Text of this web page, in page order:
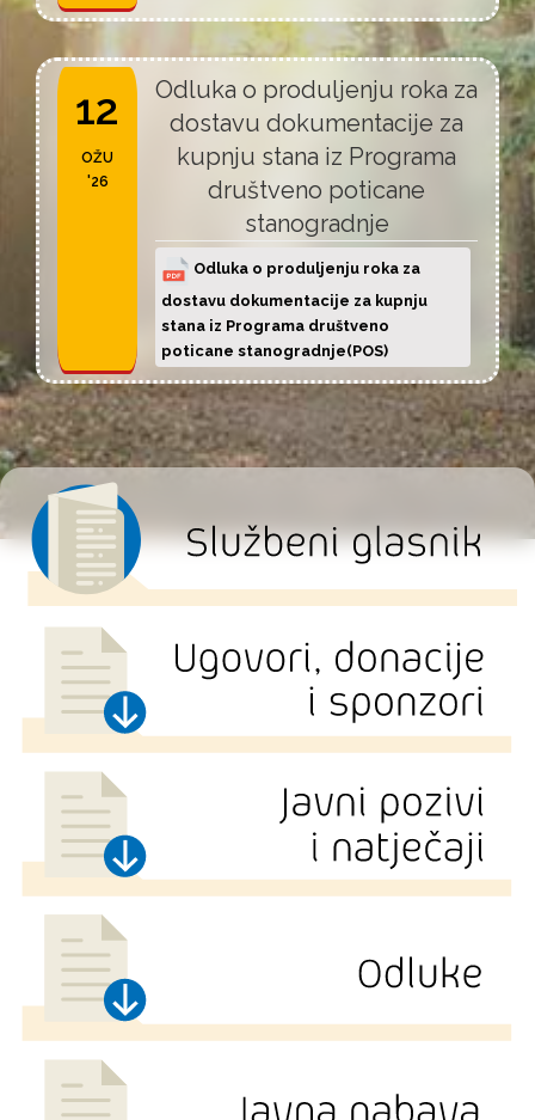
12
OŽU
'26
Odluka o produljenju roka za
dostavu dokumentacije za
kupnju stana iz Programa
društveno poticane
stanogradnje
Odluka o produljenju roka za
dostavu dokumentacije za kupnju
stana iz Programa društveno
poticane stanogradnje(POS)